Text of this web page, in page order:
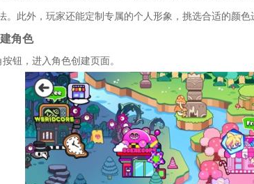
。此外，玩家还能定制专属的个人形象，挑选合适的颜
角色
钮，进入角色创建页面。